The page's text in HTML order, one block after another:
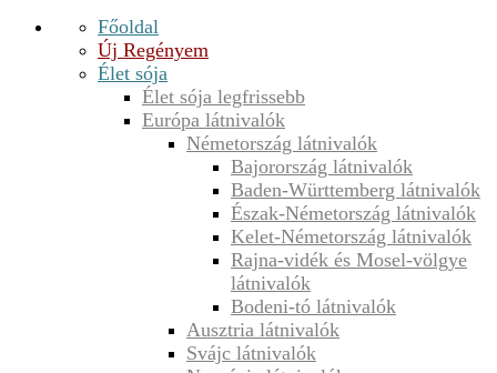
Főoldal
Új Regényem
Élet sója
Élet sója legfrissebb
Európa látnivalók
Németország látnivalók
Bajorország látnivalók
Baden-Württemberg látnivalók
Észak-Németország látnivalók
Kelet-Németország látnivalók
Rajna-vidék és Mosel-völgye
látnivalók
Bodeni-tó látnivalók
Ausztria látnivalók
Svájc látnivalók